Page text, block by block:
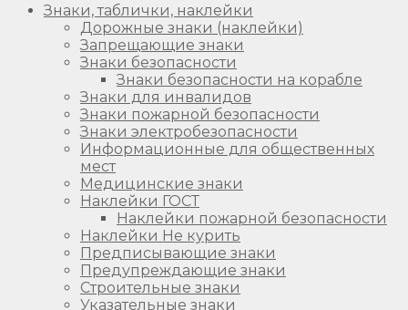
Знаки, таблички, наклейки
Дорожные знаки (наклейки)
Запрещающие знаки
Знаки безопасности
Знаки безопасности на корабле
Знаки для инвалидов
Знаки пожарной безопасности
Знаки электробезопасности
Информационные для общественных
мест
Медицинские знаки
Наклейки ГОСТ
Наклейки пожарной безопасности
Наклейки Не курить
Предписывающие знаки
Предупреждающие знаки
Строительные знаки
Указательные знаки